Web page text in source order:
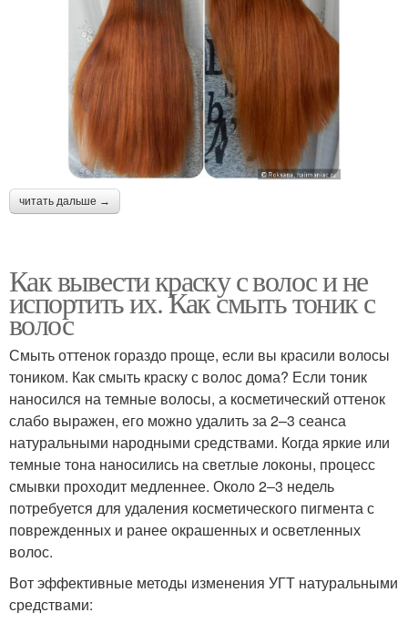
читать дальше →
Как вывести краску с волос и не
испортить их. Как смыть тоник с
волос
Смыть оттенок гораздо проще, если вы красили волосы
тоником. Как смыть краску с волос дома? Если тоник
наносился на темные волосы, а косметический оттенок
слабо выражен, его можно удалить за 2–3 сеанса
натуральными народными средствами. Когда яркие или
темные тона наносились на светлые локоны, процесс
смывки проходит медленнее. Около 2‒3 недель
потребуется для удаления косметического пигмента с
поврежденных и ранее окрашенных и осветленных
волос.
Вот эффективные методы изменения УГТ натуральными
средствами: